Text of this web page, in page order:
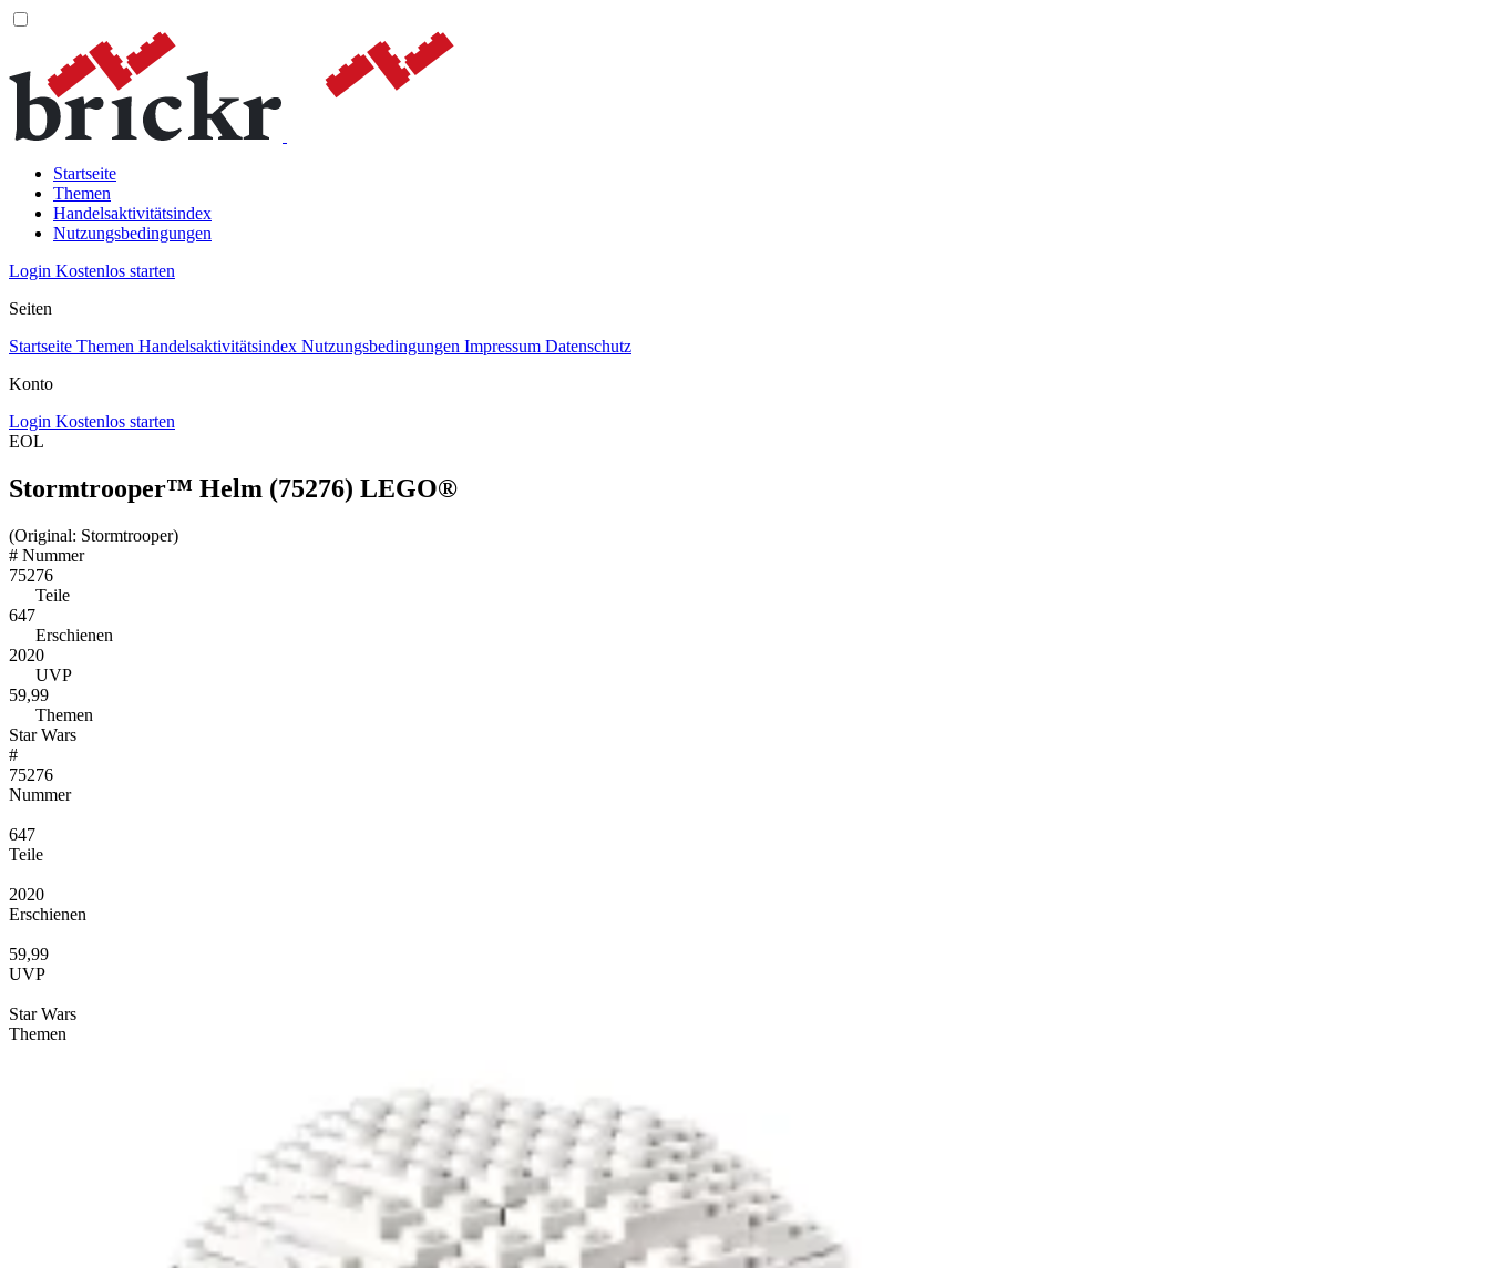
Startseite
Themen
Handelsaktivitätsindex
Nutzungsbedingungen
Login Kostenlos starten
Seiten
Startseite Themen Handelsaktivitätsindex Nutzungsbedingungen Impressum Datenschutz
Konto
Login Kostenlos starten
EOL
Stormtrooper™ Helm (75276) LEGO®
(Original: Stormtrooper)
# Nummer
75276
Teile
647
Erschienen
2020
UVP
59,99
Themen
Star Wars
#
75276
Nummer
647
Teile
2020
Erschienen
59,99
UVP
Star Wars
Themen